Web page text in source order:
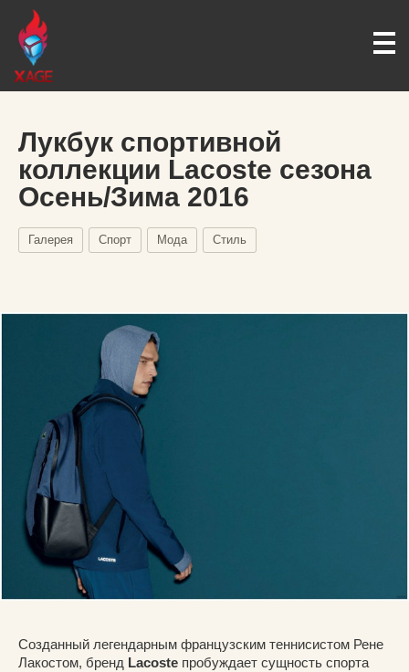
Лукбук спортивной
коллекции Lacoste сезона
Осень/Зима 2016
Галерея Спорт Мода Стиль
Созданный легендарным французским теннисистом Рене
Лакостом, бренд Lacoste пробуждает сущность спорта